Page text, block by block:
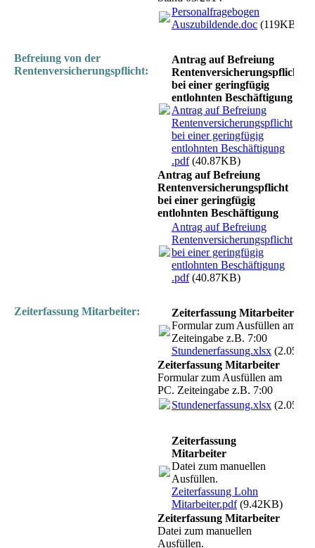
Personalfragebogen
Auszubildende.doc (119KB)
Befreiung von der
Rentenversicherungspflicht:
Antrag auf Befreiung
Rentenversicherungspflicht
bei einer geringfügig
entlohnten Beschäftigung
Antrag auf Befreiung
Rentenversicherungspflicht
bei einer geringfügig
entlohnten Beschäftigung
.pdf(40.87KB)
Antrag auf Befreiung
Rentenversicherungspflicht
bei einer geringfügig
entlohnten Beschäftigung
Antrag auf Befreiung
Rentenversicherungspflicht
bei einer geringfügig
entlohnten Beschäftigung
.pdf(40.87KB)
Zeiterfassung Mitarbeiter:
Zeiterfassung Mitarbeiter
Formular zum Ausfüllen am PC.
Zeiteingabe z.B. 7:00
Stundenerfassung.xlsx
Zeiterfassung Mitarbeiter
Formular zum Ausfüllen am
PC. Zeiteingabe z.B. 7:00
Stundenerfassung.xlsx
Zeiterfassung
Mitarbeiter
Datei zum manuellen
Ausfüllen.
Zeiterfassung Lohn
Mitarbeiter.pdf(9.42KB)
Zeiterfassung Mitarbeiter
Datei zum manuellen
Ausfüllen.